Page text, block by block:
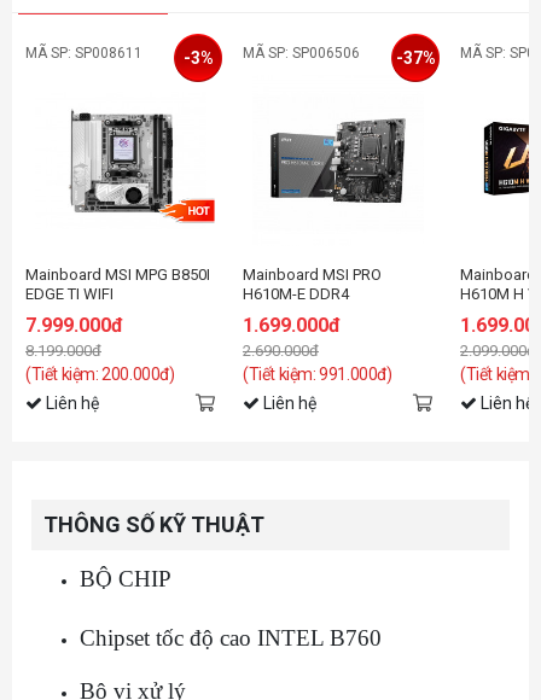
MÃ SP: SP008611
Mainboard MSI MPG B850I
EDGE TI WIFI
7.999.000đ
8.199.000đ
(Tiết kiệm: 200.000đ)
-3%
Liên hệ
MÃ SP: SP006506
Mainboard MSI PRO
H610M-E DDR4
1.699.000đ
2.690.000đ
(Tiết kiệm: 991.000đ)
-37%
Liên hệ
MÃ SP:
Mainboard
H610M H
2.099.000đ
(Tiết kiệm:
Liên hệ
THÔNG SỐ KỸ THUẬT
BỘ CHIP
Chipset tốc độ cao INTEL B760
Bộ vi xử lý